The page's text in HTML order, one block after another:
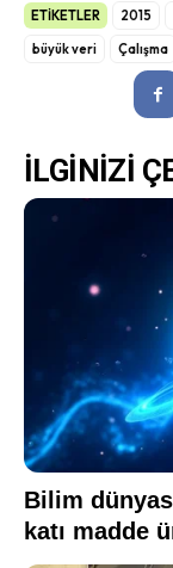
ETİKETLER 2015
büyük veri
Çalışma